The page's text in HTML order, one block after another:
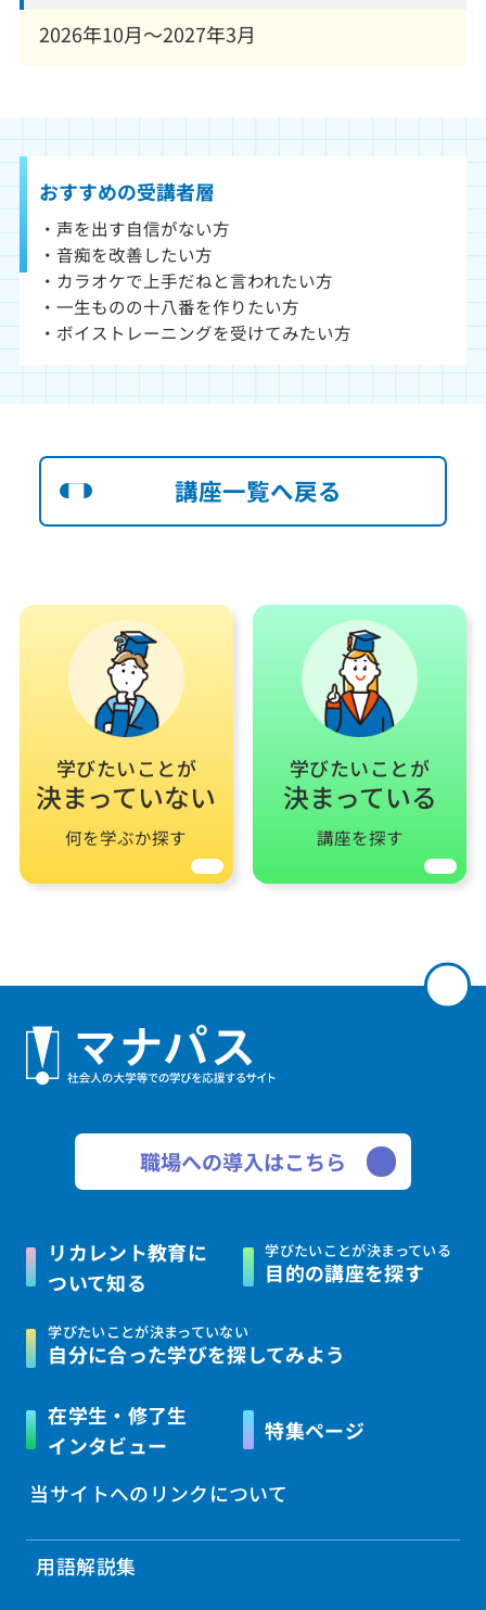
2026年10月～2027年3月
おすすめの受講者層
・声を出す自信がない方
・音痴を改善したい方
・カラオケで上手だねと言われたい方
・一生ものの十八番を作りたい方
・ボイストレーニングを受けてみたい方
講座一覧へ戻る
学びたいことが
決まっていない
何を学ぶか探す
学びたいことが
決まっている
講座を探す
職場への導入はこちら
リカレント教育に
ついて知る
学びたいことが決まっている
目的の講座を探す
学びたいことが決まっていない
自分に合った学びを探してみよう
在学生・修了生
インタビュー
特集ページ
当サイトへのリンクについて
用語解説集